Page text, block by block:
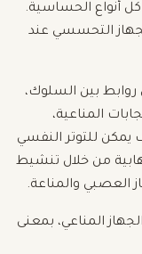
أنواع الحساسية.
التحسسي عند
بين السلوك،
المناعية،
للتوتر النفسي
من خلال تنشيط
العصبي والمناعة.
المناعي، بمعنى